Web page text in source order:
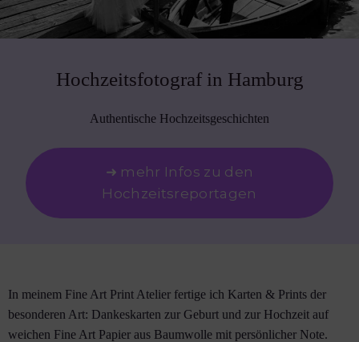
Hochzeitsfotograf in Hamburg
Authentische Hochzeitsgeschichten
➜ mehr Infos zu den
Hochzeitsreportagen
In meinem Fine Art Print Atelier fertige ich Karten & Prints der
besonderen Art: Dankeskarten zur Geburt und zur Hochzeit auf
weichen Fine Art Papier aus Baumwolle mit persönlicher Note.